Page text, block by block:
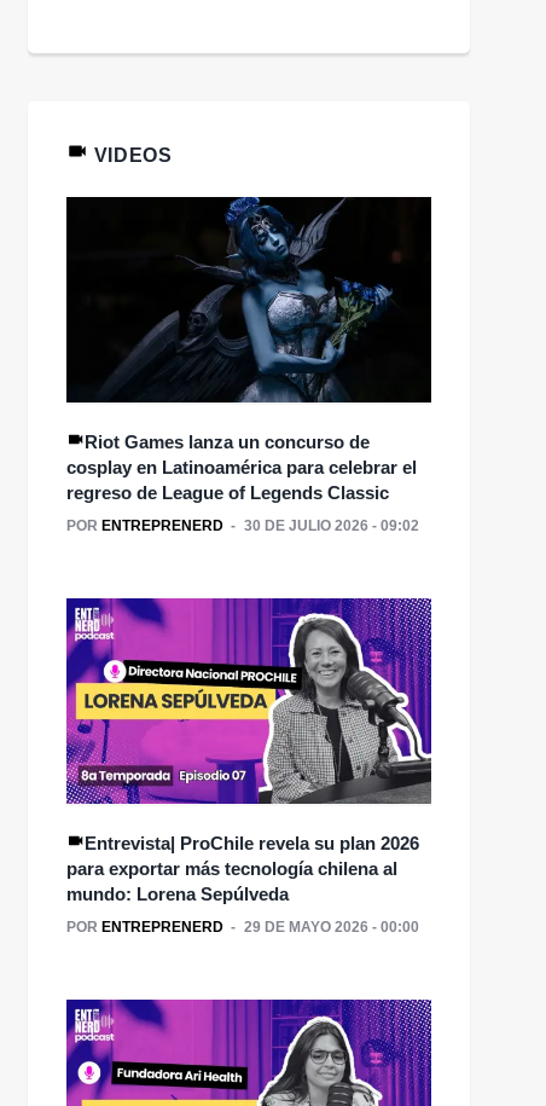
VIDEOS
Riot Games lanza un concurso de
cosplay en Latinoamérica para celebrar el
regreso de League of Legends Classic
POR ENTREPRENERD 30 DE JULIO 2026 - 09:02
Entrevista| ProChile revela su plan 2026
para exportar más tecnología chilena al
mundo: Lorena Sepúlveda
POR ENTREPRENERD 29 DE MAYO 2026 - 00:00